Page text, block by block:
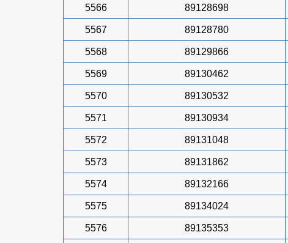
5566 89128698
5567 89128780
5568 89129866
5569 89130462
5570 89130532
5571 89130934
5572 89131048
5573 89131862
5574 89132166
5575 89134024
5576 89135353